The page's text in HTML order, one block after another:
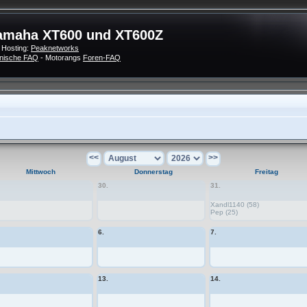
XT600 und XT600Z
Peaknetworks
FAQ - Motorangs Foren-FAQ
<< >>
Mittwoch Donnerstag
Freitag
30.
31.
Xandl1140 (58)
Pep (25)
6. 7.
13. 14.